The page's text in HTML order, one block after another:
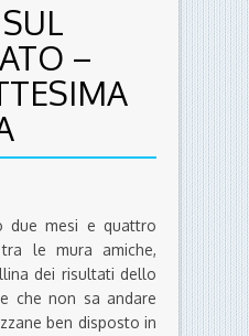
–
due mesi e quattro
le mura amiche,
dei risultati dello
che non sa andare
ben disposto in